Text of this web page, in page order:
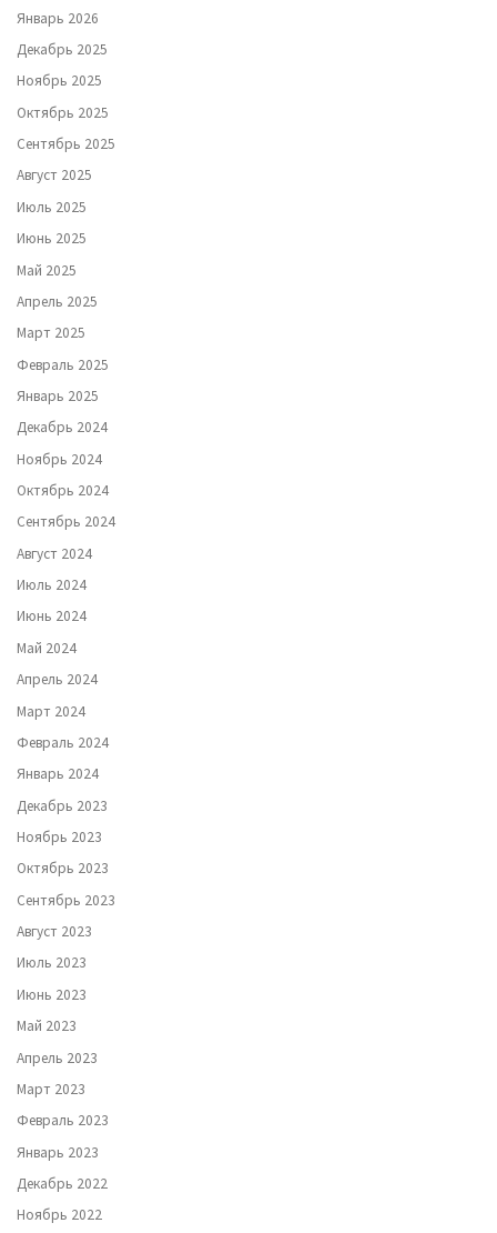
Январь 2026
Декабрь 2025
Ноябрь 2025
Октябрь 2025
Сентябрь 2025
Август 2025
Июль 2025
Июнь 2025
Май 2025
Апрель 2025
Март 2025
Февраль 2025
Январь 2025
Декабрь 2024
Ноябрь 2024
Октябрь 2024
Сентябрь 2024
Август 2024
Июль 2024
Июнь 2024
Май 2024
Апрель 2024
Март 2024
Февраль 2024
Январь 2024
Декабрь 2023
Ноябрь 2023
Октябрь 2023
Сентябрь 2023
Август 2023
Июль 2023
Июнь 2023
Май 2023
Апрель 2023
Март 2023
Февраль 2023
Январь 2023
Декабрь 2022
Ноябрь 2022